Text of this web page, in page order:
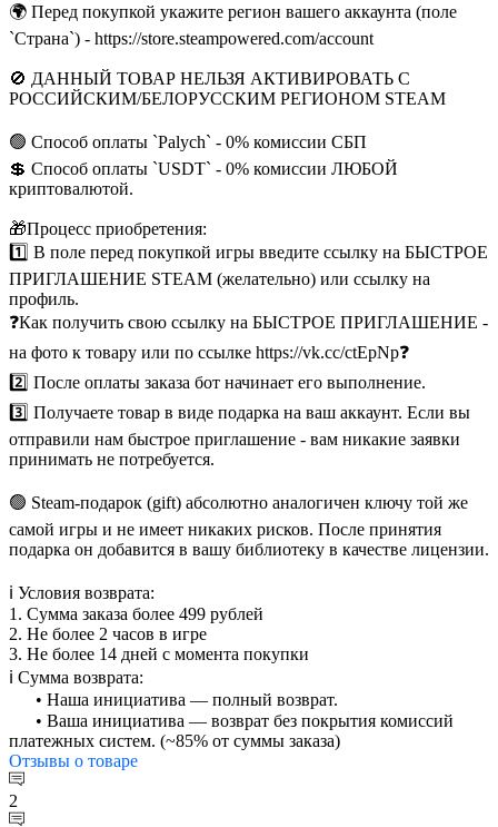
🌍 Перед покупкой укажите регион вашего аккаунта (поле
`Страна`) - https://store.steampowered.com/account
🚫 ДАННЫЙ ТОВАР НЕЛЬЗЯ АКТИВИРОВАТЬ С
РОССИЙСКИМ/БЕЛОРУССКИМ РЕГИОНОМ STEAM
🟢 Способ оплаты `Palych` - 0% комиссии СБП
💲 Способ оплаты `USDT` - 0% комиссии ЛЮБОЙ
криптовалютой.
🎁Процесс приобретения:
1️⃣ В поле перед покупкой игры введите ссылку на БЫСТРОЕ
ПРИГЛАШЕНИЕ STEAM (желательно) или ссылку на
профиль.
❓Как получить свою ссылку на БЫСТРОЕ ПРИГЛАШЕНИЕ -
на фото к товару или по ссылке https://vk.cc/ctEpNp❓
2️⃣ После оплаты заказа бот начинает его выполнение.
3️⃣ Получаете товар в виде подарка на ваш аккаунт. Если вы
отправили нам быстрое приглашение - вам никакие заявки
принимать не потребуется.
🟢 Steam-подарок (gift) абсолютно аналогичен ключу той же
самой игры и не имеет никаких рисков. После принятия
подарка он добавится в вашу библиотеку в качестве лицензии.
ℹ️ Условия возврата:
1. Сумма заказа более 499 рублей
2. Не более 2 часов в игре
3. Не более 14 дней с момента покупки
ℹ️ Сумма возврата:
⠀⠀• Наша инициатива — полный возврат.
⠀⠀• Ваша инициатива — возврат без покрытия комиссий
платежных систем. (~85% от суммы заказа)
Отзывы о товаре
2